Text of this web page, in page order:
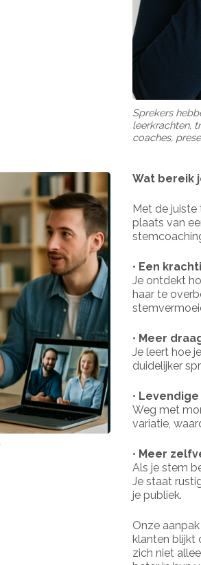
Sprekers
leerkrachten,
coaches,
Wat bereik
Met de juiste
plaats van
• Een
Je ontdekt
haar te
• Meer
Je leert hoe
duidelijker
•
Weg met
variatie,
• Meer
Als je stem
Je staat
je publiek.
Onze
klanten blijkt
zich niet